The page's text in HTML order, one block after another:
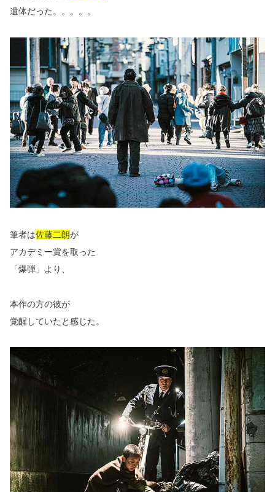
遺体だった。。。。。
筆者は佐藤二朗が
アカデミー賞を取った
「爆弾」より、
本作の方の彼が
覚醒していたと感じた。